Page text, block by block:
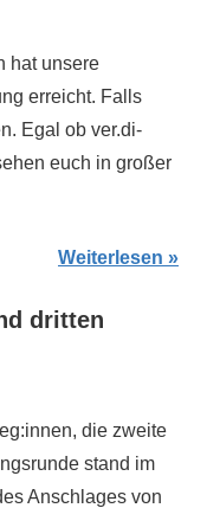
hat unsere
erreicht. Falls
Egal ob ver.di-
euch in großer
Weiterlesen
dritten
die zweite
stand im
Anschlages von